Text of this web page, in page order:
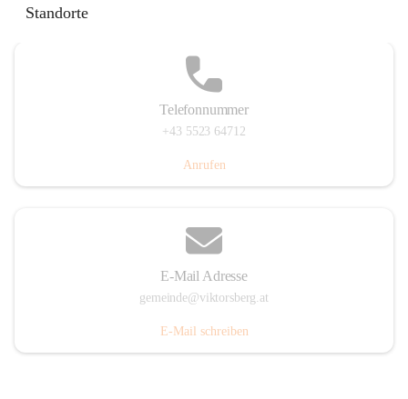
Standorte
Telefonnummer
+43 5523 64712
Anrufen
E-Mail Adresse
gemeinde@viktorsberg.at
E-Mail schreiben